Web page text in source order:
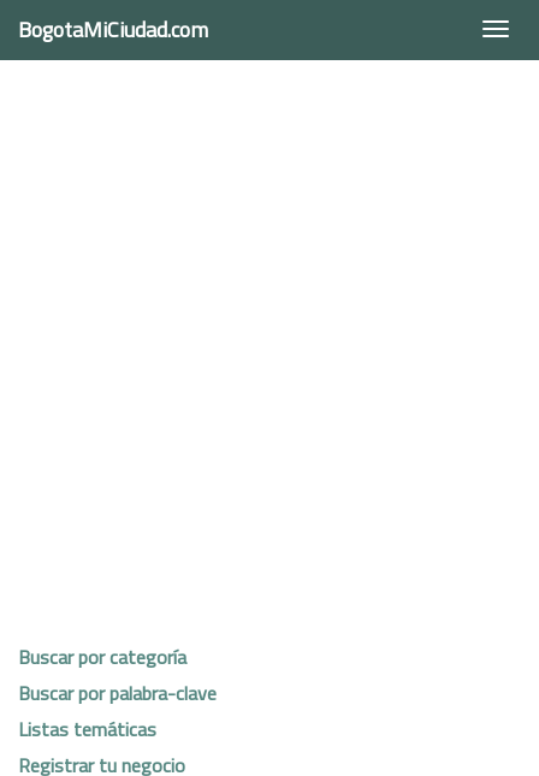
BogotaMiCiudad.com
Buscar por categoría
Buscar por palabra-clave
Listas temáticas
Registrar tu negocio